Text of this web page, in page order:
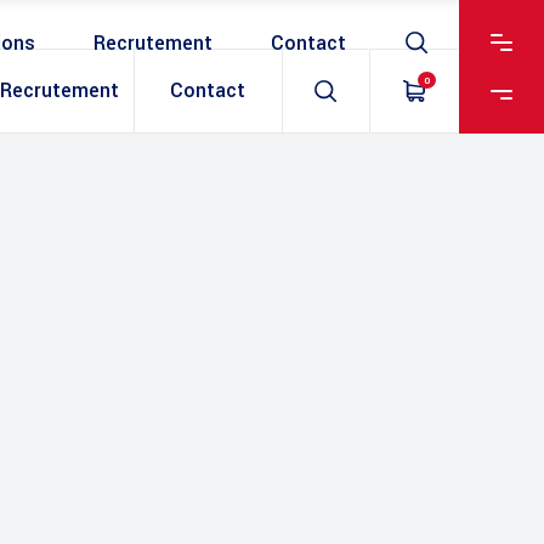
Recrutement Contact 0
Recrutement Contact